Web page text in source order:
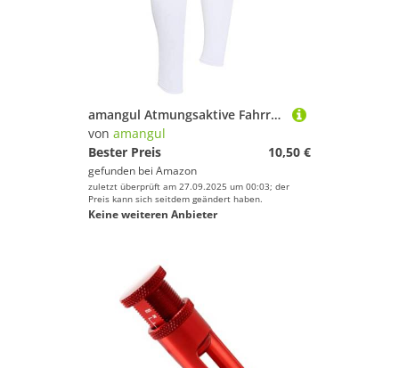
amangul Atmungsaktive Fahrradbeinmanschette, UV-Schutz, für Sonne, Radfahren, Beinstulpen für Damen und Herren
von amangul
Bester Preis
10,50 €
gefunden bei Amazon
zuletzt überprüft am 27.09.2025 um 00:03; der
Preis kann sich seitdem geändert haben.
Keine weiteren Anbieter